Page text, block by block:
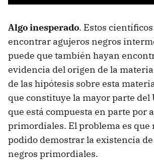
Algo inesperado. Estos
encontrar agujeros negros
puede que también hayan
evidencia del origen de la
de las hipótesis sobre esta
que constituye la mayor parte del
que está compuesta en parte por
primordiales. El problema es que
podido demostrar la existencia
negros primordiales.